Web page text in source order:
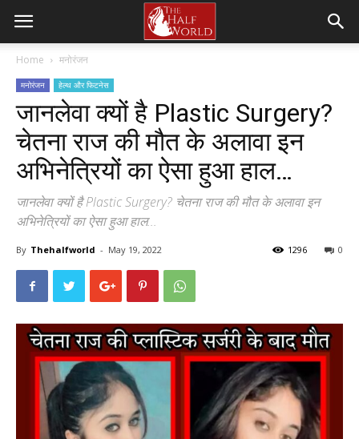
Home मनोरंजन
मनोरंजन हेल्थ और फिटनेस
जानलेवा क्यों है Plastic Surgery?
चेतना राज की मौत के अलावा इन
अभिनेत्रियों का ऐसा हुआ हाल…
जानलेवा क्यों है Plastic Surgery? चेतना राज की मौत के अलावा इन
अभिनेत्रियों का ऐसा हुआ हाल...
By Thehalfworld - May 19, 2022 0
1296